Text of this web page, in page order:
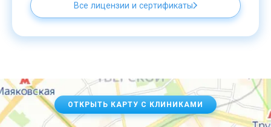
Все лицензии и сертификаты
ОТКРЫТЬ КАРТУ С КЛИНИКАМИ